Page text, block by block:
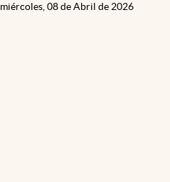
miércoles, 08 de Abril de 2026